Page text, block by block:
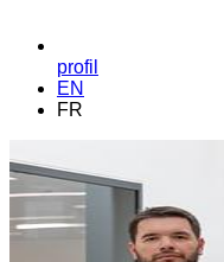
profil
EN
FR